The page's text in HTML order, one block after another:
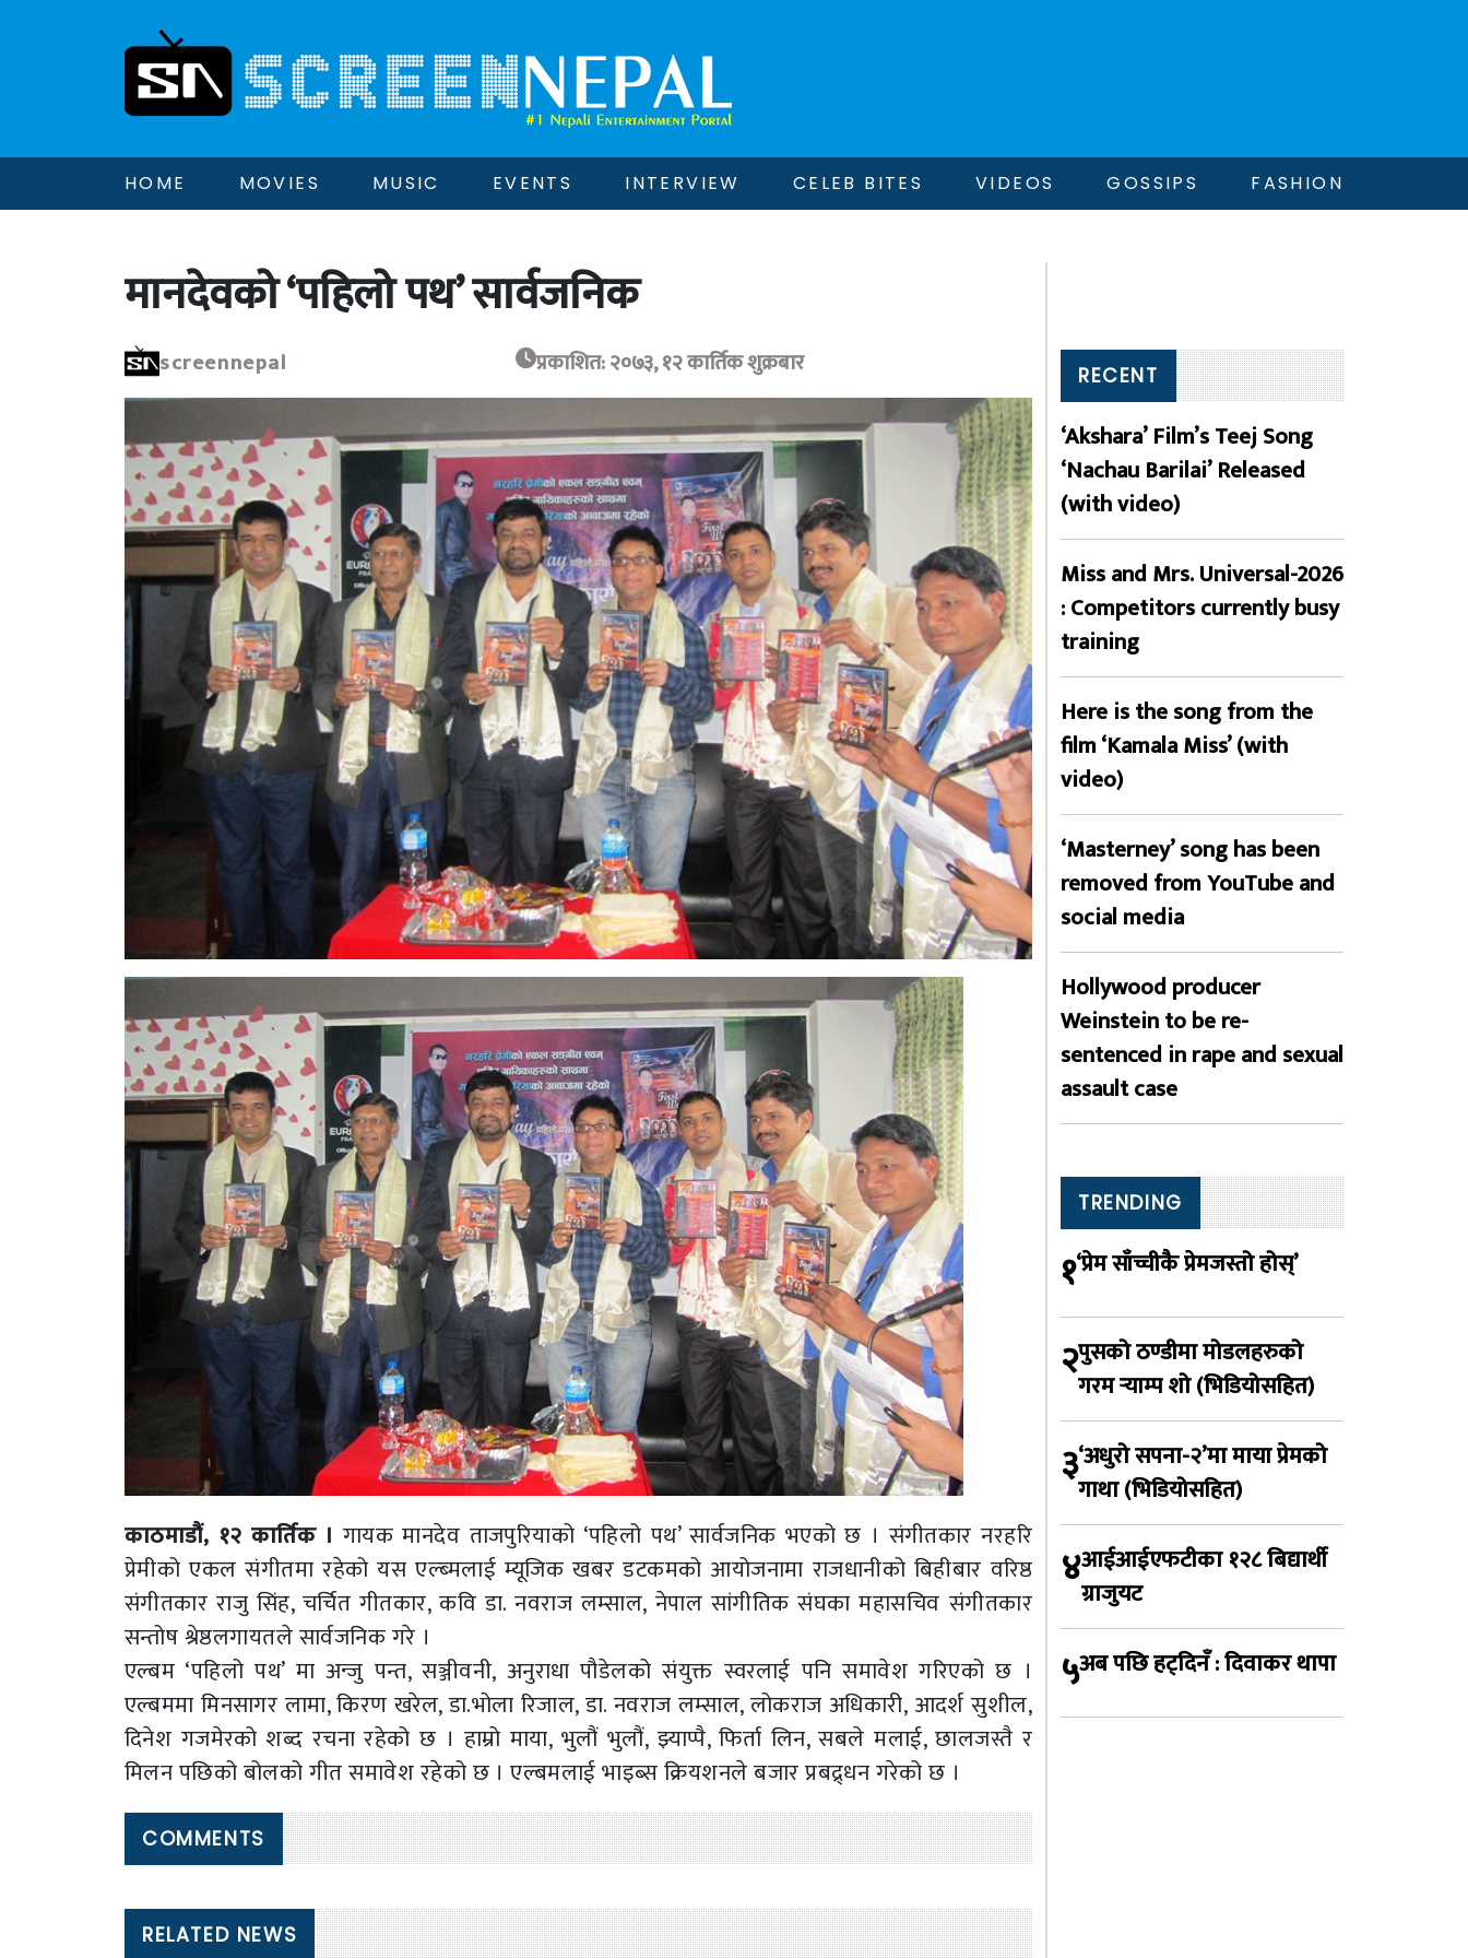
HOME MOVIES MUSIC EVENTS INTERVIEW CELEB BITES VIDEOS GOSSIPS FASHION
मानदेवको ‘पहिलो पथ’ सार्वजनिक
screennepal प्रकाशित: २०७३, १२ कार्तिक शुक्रबार
काठमाडौं, १२ कार्तिक । गायक मानदेव ताजपुरियाको ‘पहिलो पथ’ सार्वजनिक भएको छ । संगीतकार नरहरि
प्रेमीको एकल संगीतमा रहेको यस एल्ब्मलाई म्यूजिक खबर डटकमको आयोजनामा राजधानीको बिहीबार वरिष्ठ
संगीतकार राजु सिंह, चर्चित गीतकार, कवि डा. नवराज लम्साल, नेपाल सांगीतिक संघका महासचिव संगीतकार
सन्तोष श्रेष्ठलगायतले सार्वजनिक गरे ।
एल्बम ‘पहिलो पथ’ मा अन्जु पन्त, सञ्जीवनी, अनुराधा पौडेलको संयुक्त स्वरलाई पनि समावेश गरिएको छ ।
एल्बममा मिनसागर लामा, किरण खरेल, डा.भोला रिजाल, डा. नवराज लम्साल, लोकराज अधिकारी, आदर्श सुशील,
दिनेश गजमेरको शब्द रचना रहेको छ । हाम्रो माया, भुलौं भुलौं, झ्याप्पै, फिर्ता लिन, सबले मलाई, छालजस्तै र
मिलन पछिको बोलको गीत समावेश रहेको छ । एल्बमलाई भाइब्स क्रियशनले बजार प्रबद्र्धन गरेको छ ।
COMMENTS
RELATED NEWS
RECENT
‘Akshara’ Film’s Teej Song
‘Nachau Barilai’ Released
(with video)
Miss and Mrs. Universal-2026
: Competitors currently busy
training
Here is the song from the
film ‘Kamala Miss’ (with
video)
‘Masterney’ song has been
removed from YouTube and
social media
Hollywood producer
Weinstein to be re-
sentenced in rape and sexual
assault case
TRENDING
१‘प्रेम साँच्चीकै प्रेमजस्तो होस्’
२पुसको ठण्डीमा मोडलहरुको
गरम र्‍याम्प शो (भिडियोसहित)
३‘अधुरो सपना-२’मा माया प्रेमको
गाथा (भिडियोसहित)
४आईआईएफटीका १२८ बिद्यार्थी
ग्राजुयट
५अब पछि हट्दिनँ : दिवाकर थापा